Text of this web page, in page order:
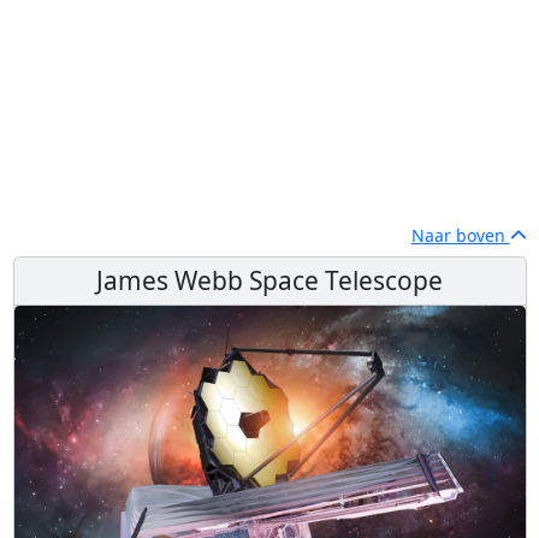
Naar boven
James Webb Space Telescope